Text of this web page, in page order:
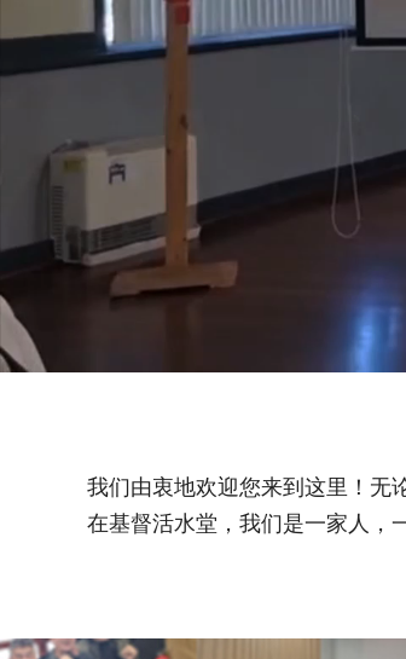
我们由衷地欢迎您来到这里！无
在基督活水堂，我们是一家人，